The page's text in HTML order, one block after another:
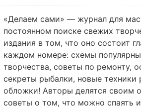
«Делаем сами» — журнал для
постоянном поиске свежих
издания в том, что оно состоит
каждом номере: схемы
творчества, советы по ремонту,
секреты рыбалки, новые
обложки! Авторы делятся своим
советы о том, что можно спаять